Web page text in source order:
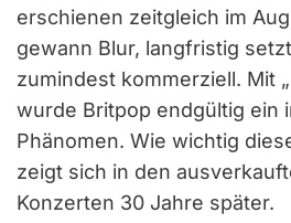
erschienen zeitgleich im
gewann Blur, langfristig
zumindest kommerziell. Mit
wurde Britpop endgültig ein
Phänomen. Wie wichtig
zeigt sich in den
Konzerten 30 Jahre später.